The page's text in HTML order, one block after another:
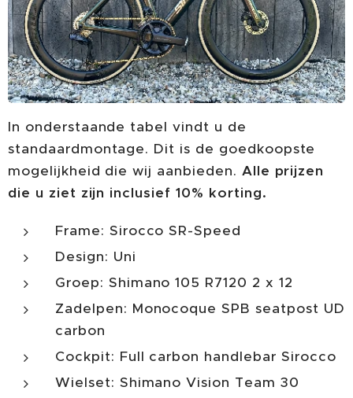
In onderstaande tabel vindt u de
standaardmontage. Dit is de goedkoopste
mogelijkheid die wij aanbieden. Alle prijzen
die u ziet zijn inclusief 10% korting.
Frame: Sirocco SR-Speed
Design: Uni
Groep: Shimano 105 R7120 2 x 12
Zadelpen: Monocoque SPB seatpost UD
carbon
Cockpit: Full carbon handlebar Sirocco
Wielset: Shimano Vision Team 30